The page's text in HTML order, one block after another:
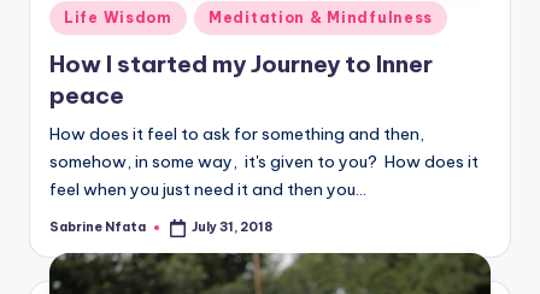
Posted
in
Life Wisdom Meditation & Mindfulness
How I started my Journey to Inner
peace
How does it feel to ask for something and then,
somehow, in some way, it's given to you? How does it
feel when you just need it and then you…
Posted
Sabrine Nfata July 31, 2018